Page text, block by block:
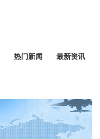
热门新闻 最新资讯